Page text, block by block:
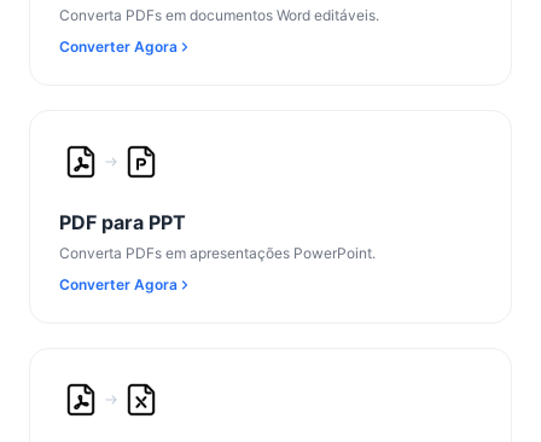
Converta PDFs em documentos Word editáveis.
Converter Agora
PDF para PPT
Converta PDFs em apresentações PowerPoint.
Converter Agora